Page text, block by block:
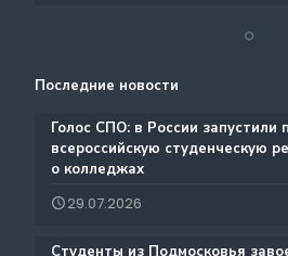
Аналитический отдел
Каталог образовательных
Международная деятельность
Центр содействия
Документы
Истории Успеха
Ресурсы ЦОПП МО
Последние новости
️Голос СПО: в России запустили
всероссийскую студенческую
о колледжах
29.07.2026
️Студенты из Подмосковья